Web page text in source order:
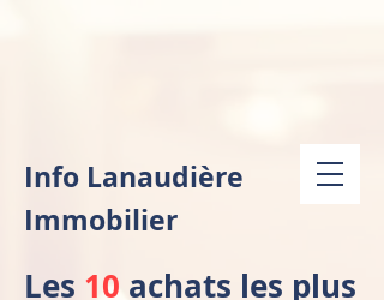
Info Lanaudière
Immobilier
Les 10 achats les plus